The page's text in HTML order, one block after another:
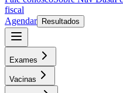
fiscal
Agendar
Resultados
Exames
Vacinas